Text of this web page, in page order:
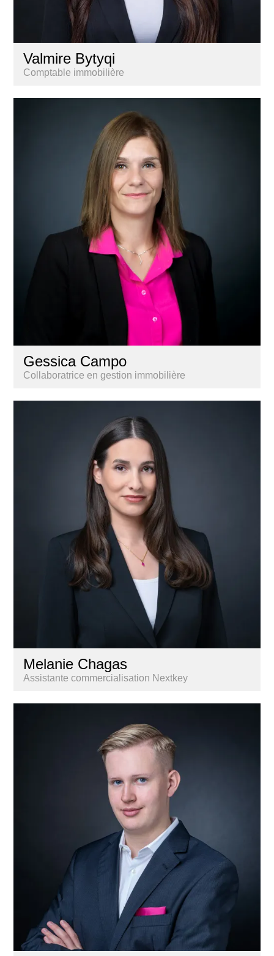
Valmire Bytyqi
Comptable immobilière
Gessica Campo
Collaboratrice en gestion immobilière
Melanie Chagas
Assistante commercialisation Nextkey